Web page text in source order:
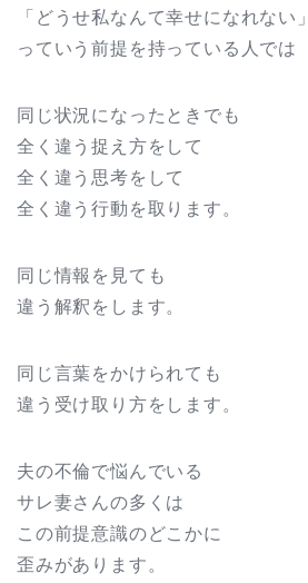
「どうせ私なんて幸せになれない」
っていう前提を持っている人では
同じ状況になったときでも
全く違う捉え方をして
全く違う思考をして
全く違う行動を取ります。
同じ情報を見ても
違う解釈をします。
同じ言葉をかけられても
違う受け取り方をします。
夫の不倫で悩んでいる
サレ妻さんの多くは
この前提意識のどこかに
歪みがあります。